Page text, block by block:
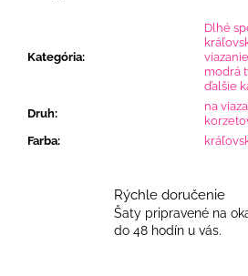
Kategória:
Dlhé
viazanie
modrá
ďalšie
Druh:
na
Farba:
Rýchle doručenie
Šaty pripravené na
do 48 hodín u vás.